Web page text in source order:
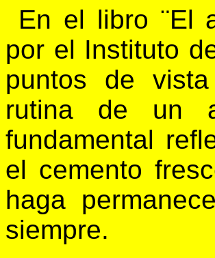
En el libro ¨El
por el Instituto
puntos de
rutina de un
fundamental
el cemento
haga
siempre.